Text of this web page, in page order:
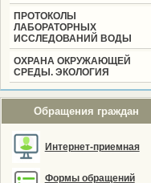
ПРОТОКОЛЫ
ЛАБОРАТОРНЫХ
ИССЛЕДОВАНИЙ ВОДЫ
ОХРАНА ОКРУЖАЮЩЕЙ
СРЕДЫ. ЭКОЛОГИЯ
Обращения граждан
Интернет-приемная
Формы обращений